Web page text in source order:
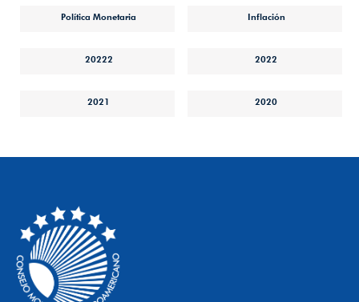
Política Monetaria Inflación
20222 2022
2021 2020